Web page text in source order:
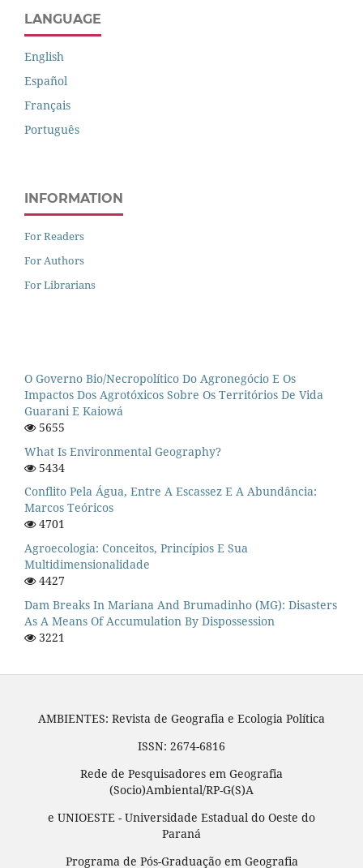
LANGUAGE
English
Español
Français
Português
INFORMATION
For Readers
For Authors
For Librarians
O Governo Bio/necropolítico Do Agronegócio E Os
Impactos Dos Agrotóxicos Sobre Os Territórios De Vida
Guarani E Kaiowá
5655
What Is Environmental Geography?
5434
Conflito Pela Água, Entre A Escassez E A Abundância:
Marcos Teóricos
4701
Agroecologia: Conceitos, Princípios E Sua
Multidimensionalidade
4427
Dam Breaks In Mariana And Brumadinho (MG): Disasters
As A Means Of Accumulation By Dispossession
3221
AMBIENTES: Revista de Geografia e Ecologia Política
ISSN: 2674-6816
Rede de Pesquisadores em Geografia
(Socio)Ambiental/RP-G(S)A
e UNIOESTE - Universidade Estadual do Oeste do
Paraná
Programa de Pós-Graduação em Geografia